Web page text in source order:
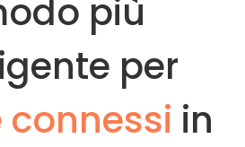
più
per
connessi in